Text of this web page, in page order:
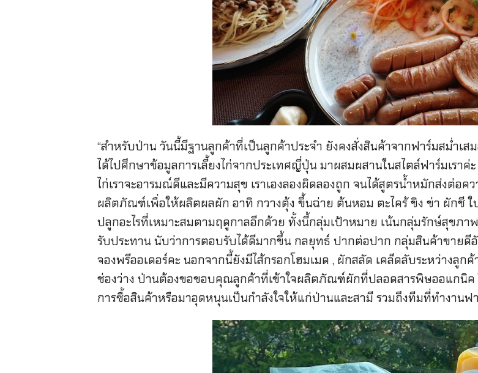
“สำหรับป่าน วันนี้มีฐานลูกค้าที่เป็นลูกค้าประจำ ยังคงสั่งสินค้าจากฟาร์มสม่ำเส
ได้ไปศึกษาข้อมูลการเลี้ยงไก่จากประเทศญี่ปุ่น มาผสมผสานในสไตล์ฟาร์มเราค่
ไก่เราจะอารมณ์ดีและมีความสุข เราเองลองผิดลองถูก จนได้สูตรน้ำหมักส่งต่อ
ผลิตภัณฑ์เพื่อให้ผลิตผลผัก อาทิ กวางตุ้ง ขึ้นฉ่าย ต้นหอม ตะไคร้ ขิง ข่า ผักชี ใ
ปลูกอะไรที่เหมาะสมตามฤดูกาลอีกด้วย ทั้งนี้กลุ่มเป้าหมาย เน้นกลุ่มรักษ์สุขภ
รับประทาน นับว่าการตอบรับได้ดีมากขึ้น กลยุทธ์ ปากต่อปาก กลุ่มสินค้าขายดีอั
จองพรีออเดอร์คะ นอกจากนี้ยังมีไส้กรอกโฮมเมด , ผักสลัด เคล็ดลับระหว่างลูก
ช่องว่าง ป่านต้องขอขอบคุณลูกค้าที่เข้าใจผลิตภัณฑ์ผักที่ปลอดสารพิษออแกนิค
การซื้อสินค้าหรือมาอุดหนุนเป็นกำลังใจให้แก่ป่านและสามี รวมถึงทีมที่ทำงานฟ